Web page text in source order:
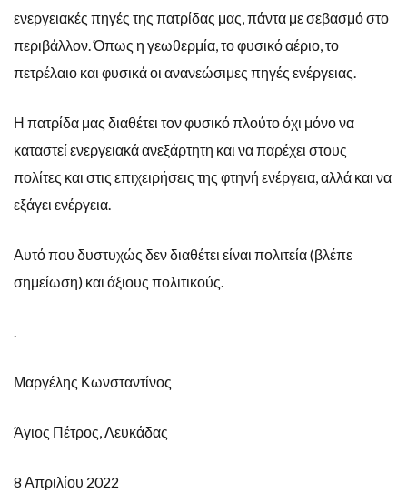
ενεργειακές πηγές της πατρίδας μας, πάντα με σεβασμό στο
περιβάλλον. Όπως η γεωθερμία, το φυσικό αέριο, το
πετρέλαιο και φυσικά οι ανανεώσιμες πηγές ενέργειας.
Η πατρίδα μας διαθέτει τον φυσικό πλούτο όχι μόνο να
καταστεί ενεργειακά ανεξάρτητη και να παρέχει στους
πολίτες και στις επιχειρήσεις της φτηνή ενέργεια, αλλά και να
εξάγει ενέργεια.
Αυτό που δυστυχώς δεν διαθέτει είναι πολιτεία (βλέπε
σημείωση) και άξιους πολιτικούς.
.
Μαργέλης Κωνσταντίνος
Άγιος Πέτρος, Λευκάδας
8 Απριλίου 2022